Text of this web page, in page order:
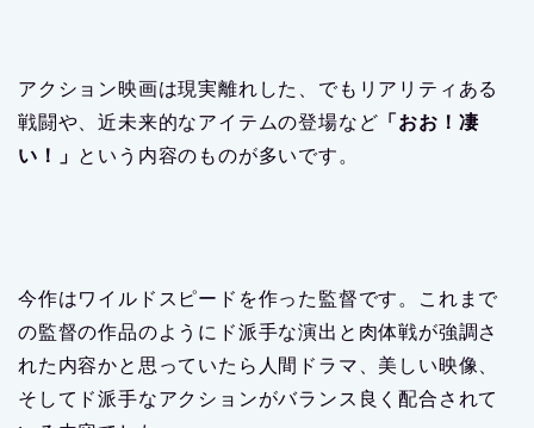
アクション映画は現実離れした、でもリアリティある
戦闘や、近未来的なアイテムの登場など 「おお！凄
い！」 という内容のものが多いです。
今作はワイルドスピードを作った監督です。これまで
の監督の作品のようにド派手な演出と肉体戦が強調さ
れた内容かと思っていたら人間ドラマ、美しい映像、
そしてド派手なアクションがバランス良く配合されて